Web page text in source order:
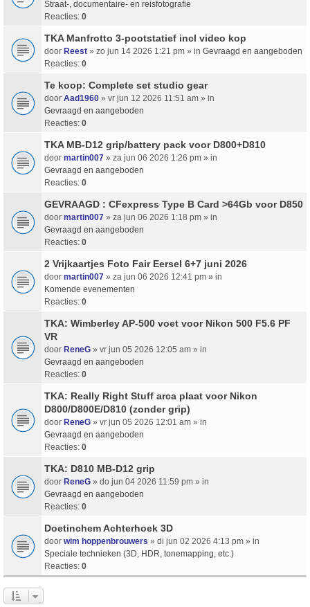
Straat-, documentaire- en reisfotografie
Reacties: 0
TKA Manfrotto 3-pootstatief incl video kop
door Reest » zo jun 14 2026 1:21 pm » in Gevraagd en aangeboden
Reacties: 0
Te koop: Complete set studio gear
door Aad1960 » vr jun 12 2026 11:51 am » in
Gevraagd en aangeboden
Reacties: 0
TKA MB-D12 grip/battery pack voor D800+D810
door martin007 » za jun 06 2026 1:26 pm » in
Gevraagd en aangeboden
Reacties: 0
GEVRAAGD : CFexpress Type B Card >64Gb voor D850
door martin007 » za jun 06 2026 1:18 pm » in
Gevraagd en aangeboden
Reacties: 0
2 Vrijkaartjes Foto Fair Eersel 6+7 juni 2026
door martin007 » za jun 06 2026 12:41 pm » in
Komende evenementen
Reacties: 0
TKA: Wimberley AP-500 voet voor Nikon 500 F5.6 PF
VR
door ReneG » vr jun 05 2026 12:05 am » in
Gevraagd en aangeboden
Reacties: 0
TKA: Really Right Stuff arca plaat voor Nikon
D800/D800E/D810 (zonder grip)
door ReneG » vr jun 05 2026 12:01 am » in
Gevraagd en aangeboden
Reacties: 0
TKA: D810 MB-D12 grip
door ReneG » do jun 04 2026 11:59 pm » in
Gevraagd en aangeboden
Reacties: 0
Doetinchem Achterhoek 3D
door wim hoppenbrouwers » di jun 02 2026 4:13 pm » in
Speciale technieken (3D, HDR, tonemapping, etc.)
Reacties: 0